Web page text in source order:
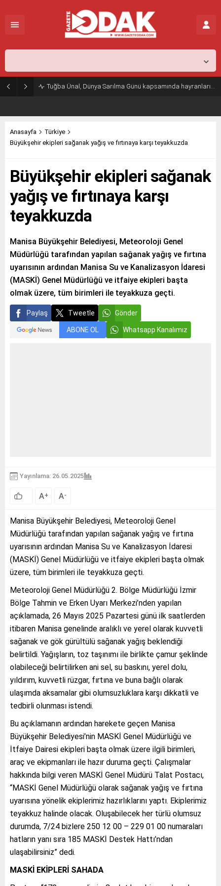
Tuğba Ünal, Dünya Sarılma Günü kapsamında hayranlarıyla buluştu
Anasayfa
Türkiye
Büyükşehir ekipleri sağanak yağış ve fırtınaya karşı teyakkuzda
Büyükşehir ekipleri sağanak
yağış ve fırtınaya karşı
teyakkuzda
Manisa Büyükşehir Belediyesi, Meteoroloji Genel
Müdürlüğü tarafından yapılan sağanak yağış ve fırtına
uyarısının ardından Manisa Su ve Kanalizasyon İdaresi
(MASKİ) Genel Müdürlüğü ve itfaiye ekipleri başta
olmak üzere, tüm birimleri ile teyakkuza geçti.
Paylaş Tweetle Gönder
ABONE OL Whatsapp Kanalımız
Yayınlama: 26.05.2025
A+ A-
Manisa Büyükşehir Belediyesi, Meteoroloji Genel
Müdürlüğü tarafından yapılan sağanak yağış ve fırtına
uyarısının ardından Manisa Su ve Kanalizasyon İdaresi
(MASKİ) Genel Müdürlüğü ve itfaiye ekipleri başta olmak
üzere, tüm birimleri ile teyakkuza geçti.
Meteoroloji Genel Müdürlüğü 2. Bölge Müdürlüğü İzmir
Bölge Tahmin ve Erken Uyarı Merkezi’nden yapılan
açıklamada, 26 Mayıs 2025 Pazartesi günü ilk saatlerden
itibaren Manisa genelinde aralıklı ve yerel olarak kuvvetli
sağanak ve gök gürültülü sağanak yağış beklendiği
belirtildi. Yağışların, toz taşınımı ile birlikte çamur şeklinde
olabileceği belirtilirken ani sel, su baskını, yerel dolu,
yıldırım, kuvvetli rüzgar, fırtına ve buna bağlı olarak
ulaşımda aksamalar gibi olumsuzluklara karşı dikkatli ve
tedbirli olunması istendi.
Bu açıklamanın ardından harekete geçen Manisa
Büyükşehir Belediyesi’nin MASKİ Genel Müdürlüğü ve
İtfaiye Dairesi ekipleri başta olmak üzere ilgili birimleri,
araç ve ekipmanları ile hazır duruma geçti. Çalışmalar
hakkında bilgi veren MASKİ Genel Müdürü Talat Postacı,
“MASKİ Genel Müdürlüğü olarak sağanak yağış ve fırtına
uyarısına yönelik ekiplerimiz hazırlıklarını yaptı. Ekiplerimiz
teyakkuz halinde olacak. Oluşabilecek her türlü olumsuz
durumda, 7/24 bizlere 250 12 00 – 229 01 00 numaraları
hatların yanı sıra 185 MASKİ Destek Hattı’ndan
ulaşabilirsiniz” dedi.
MASKİ EKİPLERİ SAHADA